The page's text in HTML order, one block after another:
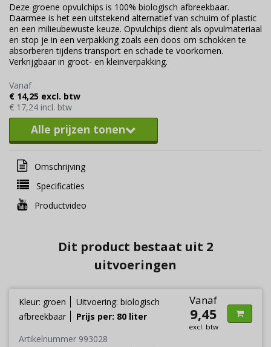
Deze groene opvulchips is 100% biologisch afbreekbaar.
Daarmee is het een uitstekend alternatief van schuim of plastic
en een milieubewuste keuze. Opvulchips dient als opvulmateriaal
en stop je in een verpakking zoals een doos om schokken te
absorberen tijdens transport en schade te voorkomen.
Verkrijgbaar in groot- en kleinverpakking.
Vanaf
€ 14,25 excl. btw
€ 17,24 incl. btw
Alle prijzen tonen
Omschrijving
Specificaties
Productvideo
Dit product bestaat uit 2
uitvoeringen
Kleur: groen
Uitvoering: biologisch
afbreekbaar
Prijs per: 80 liter
Vanaf
9,45
excl. btw
Artikelnummer 993028